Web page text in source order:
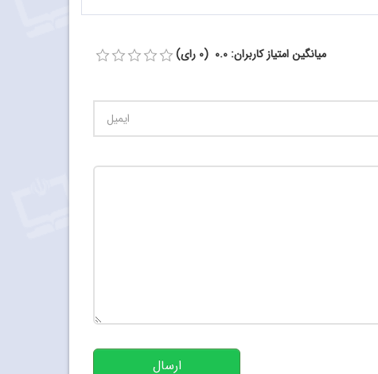
میانگین امتیاز کاربران: 0.0 (0 رای)
ارسال